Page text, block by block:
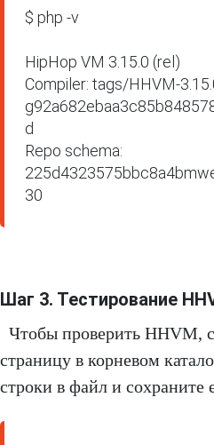
$ php -v
HipHop VM 3.15.0 (rel)
Compiler: tags/HHVM-
d
Repo schema:
30
Шаг 3. Тестирование
Чтобы проверить HHVM,
страницу в корневом
строки в файл и сохраните